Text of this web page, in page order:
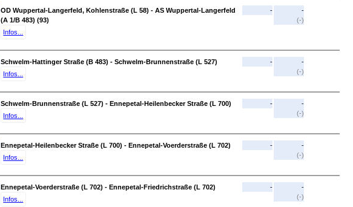
OD Wuppertal-Langerfeld, Kohlenstraße (L 58) - AS Wuppertal-Langerfeld
(A 1/B 483) (93)
Infos...
-
-
(-)
Schwelm-Hattinger Straße (B 483) - Schwelm-Brunnenstraße (L 527)
Infos...
-
-
(-)
Schwelm-Brunnenstraße (L 527) - Ennepetal-Heilenbecker Straße (L 700)
Infos...
-
-
(-)
Ennepetal-Heilenbecker Straße (L 700) - Ennepetal-Voerderstraße (L 702)
Infos...
-
-
(-)
Ennepetal-Voerderstraße (L 702) - Ennepetal-Friedrichstraße (L 702)
Infos...
-
-
(-)